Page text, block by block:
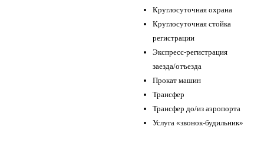
Круглосуточная охрана
Круглосуточная стойка
регистрации
Экспресс-регистрация
заезда/отъезда
Прокат машин
Трансфер
Трансфер до/из аэропорта
Услуга «звонок-будильник»